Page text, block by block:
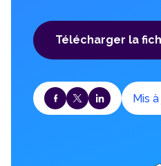
Télécharger la
Mis